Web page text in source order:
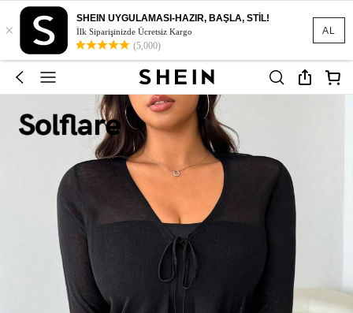
AL
×
SHEIN UYGULAMASI-HAZIR, BAŞLA, STİL!
İlk Siparişinizde Ücretsiz Kargo
(5,000)